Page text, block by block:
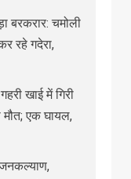
बरकरार: चमोली
रहे गदेरा,
खाई में गिरी
मौत; एक घायल,